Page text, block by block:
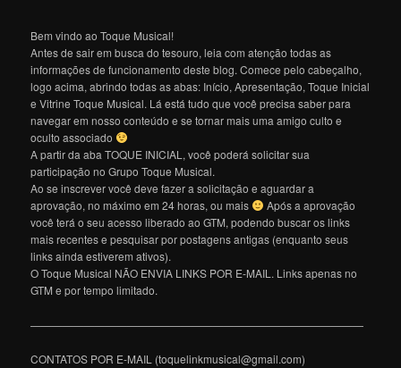
Bem vindo ao Toque Musical!
Antes de sair em busca do tesouro, leia com atenção todas as
informações de funcionamento deste blog. Comece pelo cabeçalho,
logo acima, abrindo todas as abas: Início, Apresentação, Toque Inicial
e Vitrine Toque Musical. Lá está tudo que você precisa saber para
navegar em nosso conteúdo e se tornar mais uma amigo culto e
oculto associado
A partir da aba TOQUE INICIAL, você poderá solicitar sua
participação no Grupo Toque Musical.
Ao se inscrever você deve fazer a solicitação e aguardar a
aprovação, no máximo em 24 horas, ou mais
Após a aprovação
você terá o seu acesso liberado ao GTM, podendo buscar os links
mais recentes e pesquisar por postagens antigas (enquanto seus
links ainda estiverem ativos).
O Toque Musical NÃO ENVIA LINKS POR E-MAIL. Links apenas no
GTM e por tempo limitado.
———————————————————————————————
CONTATOS POR E-MAIL (toquelinkmusical@gmail.com)